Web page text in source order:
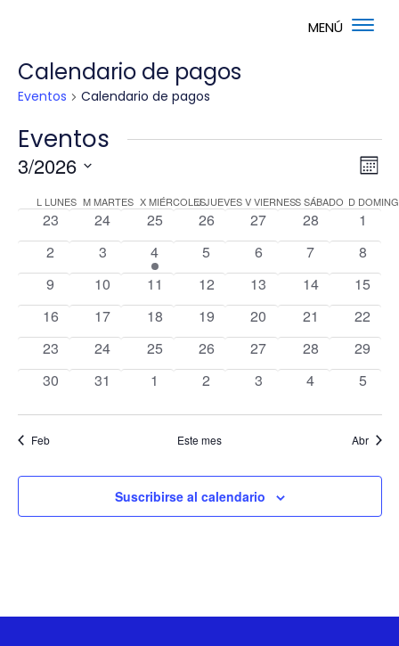
Calendario de pagos
Eventos Calendario de pagos
Eventos
de
Mes
3/2026
la
fecha.
Calendario
de
Eventos
L LUNES MMARTES XMIÉRCOLES
JJUEVESVVIERNESSSÁBADO D
0
eventos
23
0
eventos
24
0
eventos
25
0
eventos
26
0
eventos
27
0
eventos
28
0
1
0
eventos
2
0
eventos
3
1
evento
4
0
eventos
5
0
eventos
6
0
eventos
7
0
8
0
eventos
9
0
eventos
10
0
eventos
11
0
eventos
12
0
eventos
13
0
eventos
14
0
15
0
eventos
16
0
eventos
17
0
eventos
18
0
eventos
19
0
eventos
20
0
eventos
21
0
22
0
eventos
23
0
eventos
24
0
eventos
25
0
eventos
26
0
eventos
27
0
eventos
28
0
29
0
30
0
31
0
1
0
2
0
3
0
4
0
5
Feb Este mes Abr
Suscribirse al calendario